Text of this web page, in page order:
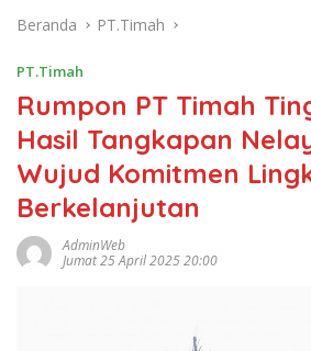
Beranda PT.Timah
PT.Timah
Rumpon PT Timah
Hasil Tangkapan
Wujud Komitmen
Berkelanjutan
AdminWeb
Jumat 25 April 2025 20:00